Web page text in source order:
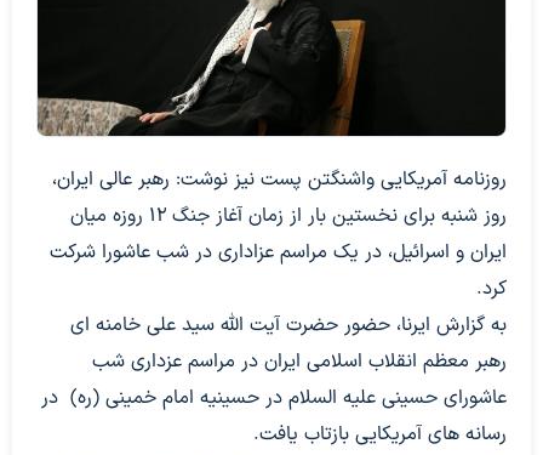
روزنامه آمریکایی واشنگتن پست نیز نوشت: رهبر عالی ایران،
روز شنبه برای نخستین بار از زمان آغاز جنگ ۱۲ روزه میان
ایران و اسرائیل، در یک مراسم عزاداری در شب عاشورا شرکت
کرد.
به گزارش ایرنا، حضور حضرت آیت الله سید علی خامنه ای
رهبر معظم انقلاب اسلامی ایران در مراسم عزداری شب
عاشورای حسینی علیه السلام در حسینیه امام خمینی (ره) در
رسانه های آمریکایی بازتاب یافت.